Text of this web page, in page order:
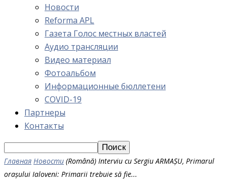
Новости
Reforma APL
Газета Голос местных властей
Аудио трансляции
Видео материал
Фотоальбом
Информационные бюллетени
COVID-19
Партнеры
Контакты
Главная Новости (Română) Interviu cu Sergiu ARMAȘU, Primarul
orașului Ialoveni: Primarii trebuie să fie...